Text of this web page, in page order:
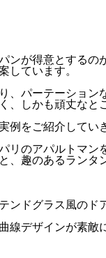
が得意とするの
しています。
、パーテーション
しかも頑丈なと
例をご紹介してい
のアパルトマン
、趣のあるランタ
ドグラス風のド
デザインが素敵